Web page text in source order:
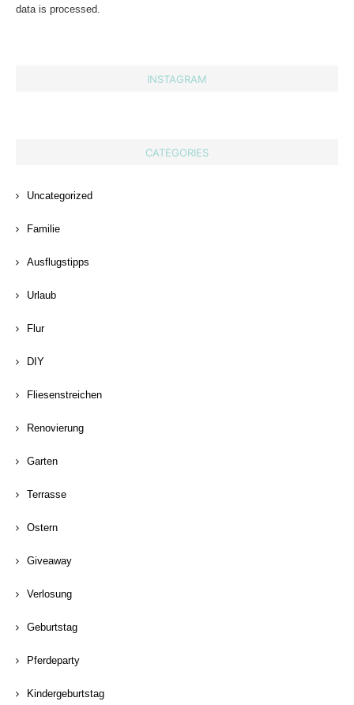
data is processed.
INSTAGRAM
CATEGORIES
Uncategorized
Familie
Ausflugstipps
Urlaub
Flur
DIY
Fliesenstreichen
Renovierung
Garten
Terrasse
Ostern
Giveaway
Verlosung
Geburtstag
Pferdeparty
Kindergeburtstag